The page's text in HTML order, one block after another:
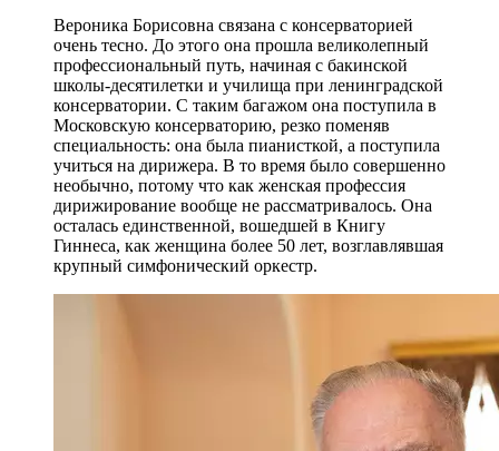
Вероника Борисовна связана с консерваторией
очень тесно. До этого она прошла великолепный
профессиональный путь, начиная с бакинской
школы-десятилетки и училища при ленинградской
консерватории. С таким багажом она поступила в
Московскую консерваторию, резко поменяв
специальность: она была пианисткой, а поступила
учиться на дирижера. В то время было совершенно
необычно, потому что как женская профессия
дирижирование вообще не рассматривалось. Она
осталась единственной, вошедшей в Книгу
Гиннеса, как женщина более 50 лет, возглавлявшая
крупный симфонический оркестр.